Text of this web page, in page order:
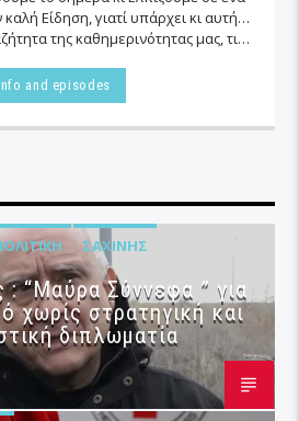
της καθημερινότητας μας, τις
and episodes
ΣΑΧΊΝΗΣ
“Μαύρα Σύννεφα ” για
χωρίς στρατηγική και
διπλωματία